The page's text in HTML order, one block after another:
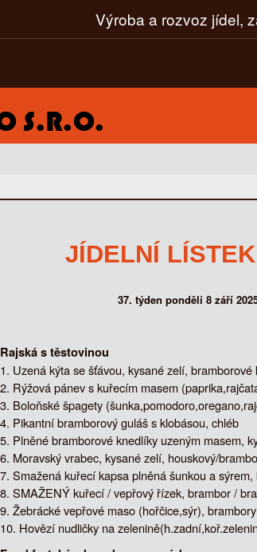
Výroba a rozvoz jídel,
JÍDELNÍ
37. týden pondělí 8 září
Rajská s těstovinou
Uzená kýta se šťávou, kysané zelí, bramborové
Rýžová pánev s kuřecím masem
Boloňské špagety
Pikantní bramborový guláš s klobásou, chléb
Plněné bramborové knedlíky uzeným masem,
Moravský vrabec, kysané zelí, houskový/
Smažená kuřecí kapsa plněná šunkou a
SMAŽENÝ kuřecí / vepřový řízek, brambor /
Žebrácké vepřové maso (hořčice,sýr), brambory
Hovězí nudličky na